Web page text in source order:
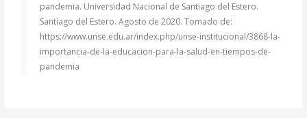
pandemia. Universidad Nacional de Santiago del Estero.
Santiago del Estero. Agosto de 2020. Tomado de:
https://www.unse.edu.ar/index.php/unse-institucional/3868-la-
importancia-de-la-educacion-para-la-salud-en-tiempos-de-
pandemia